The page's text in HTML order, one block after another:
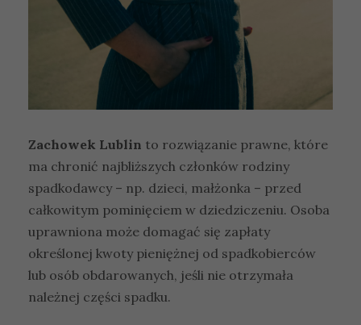
Zachowek Lublin to rozwiązanie prawne, które
ma chronić najbliższych członków rodziny
spadkodawcy – np. dzieci, małżonka – przed
całkowitym pominięciem w dziedziczeniu. Osoba
uprawniona może domagać się zapłaty
określonej kwoty pieniężnej od spadkobierców
lub osób obdarowanych, jeśli nie otrzymała
należnej części spadku.